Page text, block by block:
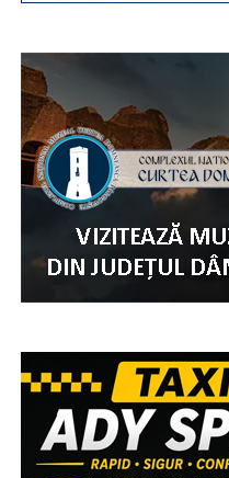
dintre cele mai valoroase
Dâmbovița, unde răcoarea
frumusețea peisajului
pentru relaxare și